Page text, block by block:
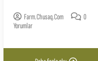
Farm.chusaq.com
0
Yorumlar